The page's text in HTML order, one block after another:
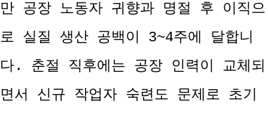
만 공장 노동자 귀향과 명절 후 이직으
로 실질 생산 공백이 3~4주에 달합니
다. 춘절 직후에는 공장 인력이 교체되
면서 신규 작업자 숙련도 문제로 초기